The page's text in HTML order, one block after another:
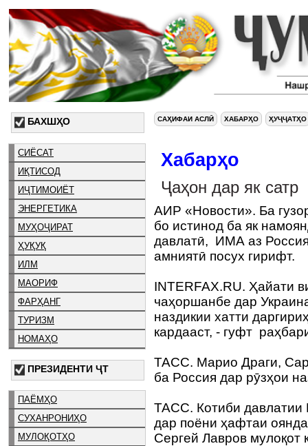
БАХШҲО
СИЁСАТ
ИҚТИСОД
ИҶТИМОИЁТ
ЭНЕРГЕТИКА
МУҲОҶИРАТ
ҲУҚУҚ
ИЛМ
МАОРИФ
ФАРҲАНГ
ТУРИЗМ
НОМАҲО
ПРЕЗИДЕНТИ ҶТ
ПАЁМҲО
СУХАНРОНИҲО
МУЛОҚОТҲО
САҲИФАИ АСЛӢ ХАБАРҲО ҲУҶҶАТҲО
Хабарҳо
Ҷаҳон дар як сатр
АИР «Новости». Ба
бо истинод ба як
давлатӣ, ИМА аз
амниятӣ посух гирифт.
INTERFAX.RU. Ҳайати
чаҳоршанбе дар
наздикии хатти
кардааст, - гуфт
ТАСС. Марио Драги,
ба Россия дар рӯзҳои
ТАСС. Котиби давлатии
дар поёни ҳафтаи
Сергей Лавров мулоқот